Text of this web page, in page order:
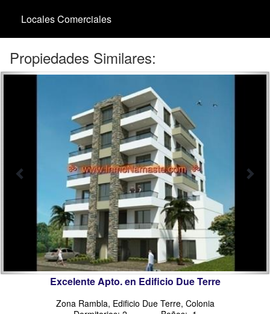
Locales Comerciales
Propiedades Similares:
inmobiliarias
sacramento
Excelente Apto. en Edificio Due Terre
Zona Rambla, Edificio Due Terre, Colonia